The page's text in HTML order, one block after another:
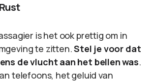
is het ook prettig om in
te zitten.Stel je voor dat
de vlucht aan het bellen was.
telefoons, het geluid van